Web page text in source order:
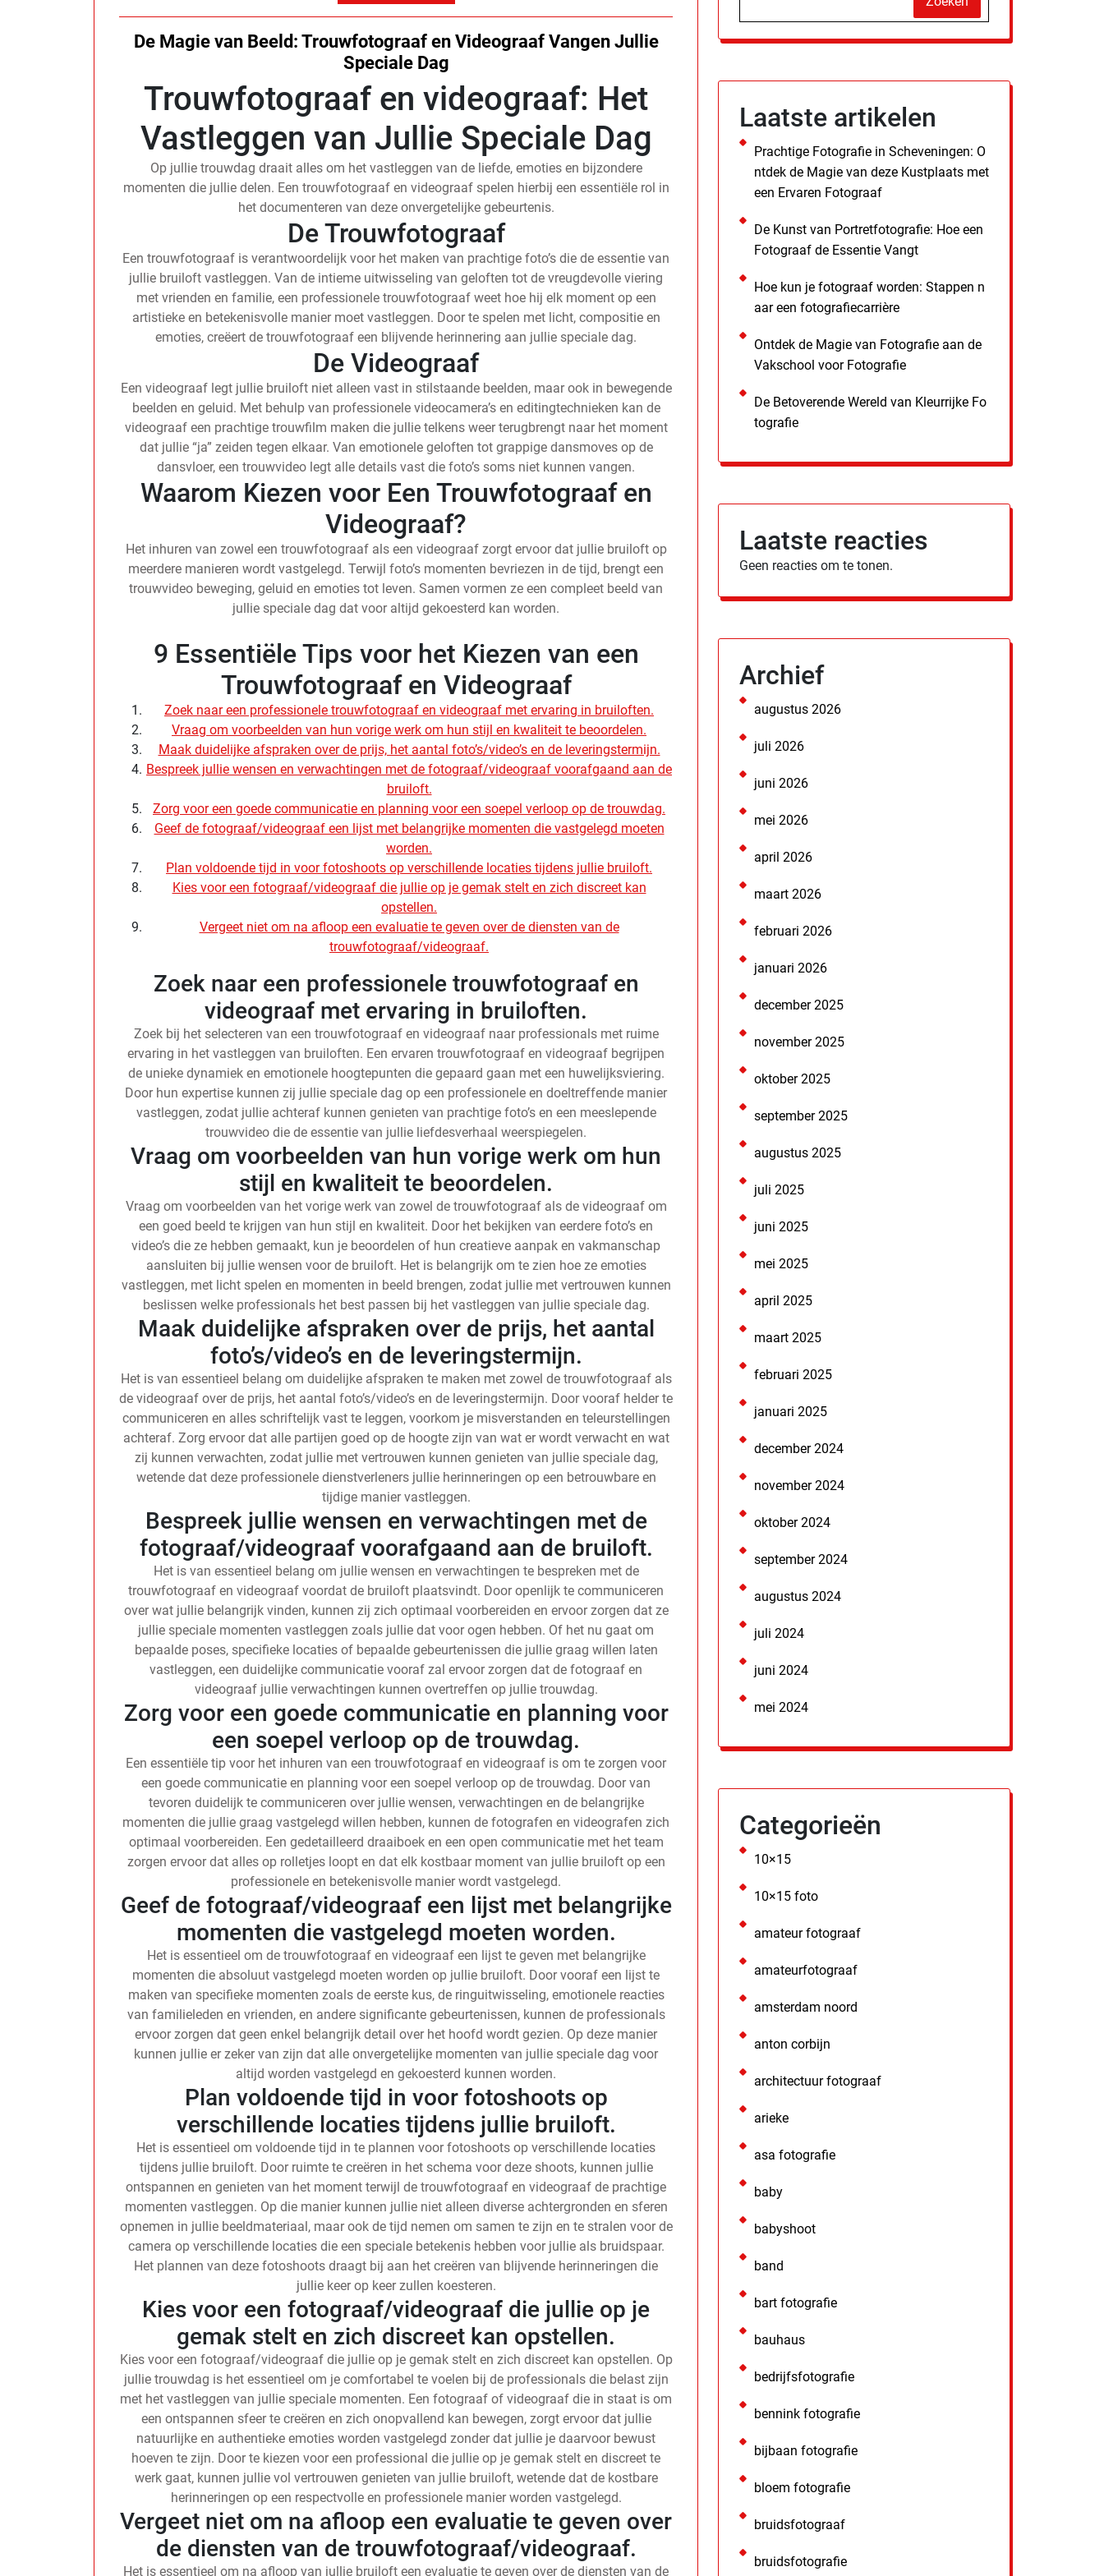
De Magie van Beeld: Trouwfotograaf en Videograaf Vangen Jullie
Speciale Dag
Trouwfotograaf en videograaf: Het
Vastleggen van Jullie Speciale Dag
Op jullie trouwdag draait alles om het vastleggen van de liefde, emoties en bijzondere
momenten die jullie delen. Een trouwfotograaf en videograaf spelen hierbij een essentiële rol in
het documenteren van deze onvergetelijke gebeurtenis.
De Trouwfotograaf
Een trouwfotograaf is verantwoordelijk voor het maken van prachtige foto’s die de essentie van
jullie bruiloft vastleggen. Van de intieme uitwisseling van geloften tot de vreugdevolle viering
met vrienden en familie, een professionele trouwfotograaf weet hoe hij elk moment op een
artistieke en betekenisvolle manier moet vastleggen. Door te spelen met licht, compositie en
emoties, creëert de trouwfotograaf een blijvende herinnering aan jullie speciale dag.
De Videograaf
Een videograaf legt jullie bruiloft niet alleen vast in stilstaande beelden, maar ook in bewegende
beelden en geluid. Met behulp van professionele videocamera’s en editingtechnieken kan de
videograaf een prachtige trouwfilm maken die jullie telkens weer terugbrengt naar het moment
dat jullie “ja” zeiden tegen elkaar. Van emotionele geloften tot grappige dansmoves op de
dansvloer, een trouwvideo legt alle details vast die foto’s soms niet kunnen vangen.
Waarom Kiezen voor Een Trouwfotograaf en
Videograaf?
Het inhuren van zowel een trouwfotograaf als een videograaf zorgt ervoor dat jullie bruiloft op
meerdere manieren wordt vastgelegd. Terwijl foto’s momenten bevriezen in de tijd, brengt een
trouwvideo beweging, geluid en emoties tot leven. Samen vormen ze een compleet beeld van
jullie speciale dag dat voor altijd gekoesterd kan worden.
9 Essentiële Tips voor het Kiezen van een
Trouwfotograaf en Videograaf
Zoek naar een professionele trouwfotograaf en videograaf met ervaring in bruiloften.
Vraag om voorbeelden van hun vorige werk om hun stijl en kwaliteit te beoordelen.
Maak duidelijke afspraken over de prijs, het aantal foto’s/video’s en de leveringstermijn.
Bespreek jullie wensen en verwachtingen met de fotograaf/videograaf voorafgaand aan de
bruiloft.
Zorg voor een goede communicatie en planning voor een soepel verloop op de trouwdag.
Geef de fotograaf/videograaf een lijst met belangrijke momenten die vastgelegd moeten
worden.
Plan voldoende tijd in voor fotoshoots op verschillende locaties tijdens jullie bruiloft.
Kies voor een fotograaf/videograaf die jullie op je gemak stelt en zich discreet kan
opstellen.
Vergeet niet om na afloop een evaluatie te geven over de diensten van de
trouwfotograaf/videograaf.
Zoek naar een professionele trouwfotograaf en
videograaf met ervaring in bruiloften.
Zoek bij het selecteren van een trouwfotograaf en videograaf naar professionals met ruime
ervaring in het vastleggen van bruiloften. Een ervaren trouwfotograaf en videograaf begrijpen
de unieke dynamiek en emotionele hoogtepunten die gepaard gaan met een huwelijksviering.
Door hun expertise kunnen zij jullie speciale dag op een professionele en doeltreffende manier
vastleggen, zodat jullie achteraf kunnen genieten van prachtige foto’s en een meeslepende
trouwvideo die de essentie van jullie liefdesverhaal weerspiegelen.
Vraag om voorbeelden van hun vorige werk om hun
stijl en kwaliteit te beoordelen.
Vraag om voorbeelden van het vorige werk van zowel de trouwfotograaf als de videograaf om
een goed beeld te krijgen van hun stijl en kwaliteit. Door het bekijken van eerdere foto’s en
video’s die ze hebben gemaakt, kun je beoordelen of hun creatieve aanpak en vakmanschap
aansluiten bij jullie wensen voor de bruiloft. Het is belangrijk om te zien hoe ze emoties
vastleggen, met licht spelen en momenten in beeld brengen, zodat jullie met vertrouwen kunnen
beslissen welke professionals het best passen bij het vastleggen van jullie speciale dag.
Maak duidelijke afspraken over de prijs, het aantal
foto’s/video’s en de leveringstermijn.
Het is van essentieel belang om duidelijke afspraken te maken met zowel de trouwfotograaf als
de videograaf over de prijs, het aantal foto’s/video’s en de leveringstermijn. Door vooraf helder te
communiceren en alles schriftelijk vast te leggen, voorkom je misverstanden en teleurstellingen
achteraf. Zorg ervoor dat alle partijen goed op de hoogte zijn van wat er wordt verwacht en wat
zij kunnen verwachten, zodat jullie met vertrouwen kunnen genieten van jullie speciale dag,
wetende dat deze professionele dienstverleners jullie herinneringen op een betrouwbare en
tijdige manier vastleggen.
Bespreek jullie wensen en verwachtingen met de
fotograaf/videograaf voorafgaand aan de bruiloft.
Het is van essentieel belang om jullie wensen en verwachtingen te bespreken met de
trouwfotograaf en videograaf voordat de bruiloft plaatsvindt. Door openlijk te communiceren
over wat jullie belangrijk vinden, kunnen zij zich optimaal voorbereiden en ervoor zorgen dat ze
jullie speciale momenten vastleggen zoals jullie dat voor ogen hebben. Of het nu gaat om
bepaalde poses, specifieke locaties of bepaalde gebeurtenissen die jullie graag willen laten
vastleggen, een duidelijke communicatie vooraf zal ervoor zorgen dat de fotograaf en
videograaf jullie verwachtingen kunnen overtreffen op jullie trouwdag.
Zorg voor een goede communicatie en planning voor
een soepel verloop op de trouwdag.
Een essentiële tip voor het inhuren van een trouwfotograaf en videograaf is om te zorgen voor
een goede communicatie en planning voor een soepel verloop op de trouwdag. Door van
tevoren duidelijk te communiceren over jullie wensen, verwachtingen en de belangrijke
momenten die jullie graag vastgelegd willen hebben, kunnen de fotografen en videografen zich
optimaal voorbereiden. Een gedetailleerd draaiboek en een open communicatie met het team
zorgen ervoor dat alles op rolletjes loopt en dat elk kostbaar moment van jullie bruiloft op een
professionele en betekenisvolle manier wordt vastgelegd.
Geef de fotograaf/videograaf een lijst met belangrijke
momenten die vastgelegd moeten worden.
Het is essentieel om de trouwfotograaf en videograaf een lijst te geven met belangrijke
momenten die absoluut vastgelegd moeten worden op jullie bruiloft. Door vooraf een lijst te
maken van specifieke momenten zoals de eerste kus, de ringuitwisseling, emotionele reacties
van familieleden en vrienden, en andere significante gebeurtenissen, kunnen de professionals
ervoor zorgen dat geen enkel belangrijk detail over het hoofd wordt gezien. Op deze manier
kunnen jullie er zeker van zijn dat alle onvergetelijke momenten van jullie speciale dag voor
altijd worden vastgelegd en gekoesterd kunnen worden.
Plan voldoende tijd in voor fotoshoots op
verschillende locaties tijdens jullie bruiloft.
Het is essentieel om voldoende tijd in te plannen voor fotoshoots op verschillende locaties
tijdens jullie bruiloft. Door ruimte te creëren in het schema voor deze shoots, kunnen jullie
ontspannen en genieten van het moment terwijl de trouwfotograaf en videograaf de prachtige
momenten vastleggen. Op die manier kunnen jullie niet alleen diverse achtergronden en sferen
opnemen in jullie beeldmateriaal, maar ook de tijd nemen om samen te zijn en te stralen voor de
camera op verschillende locaties die een speciale betekenis hebben voor jullie als bruidspaar.
Het plannen van deze fotoshoots draagt bij aan het creëren van blijvende herinneringen die
jullie keer op keer zullen koesteren.
Kies voor een fotograaf/videograaf die jullie op je
gemak stelt en zich discreet kan opstellen.
Kies voor een fotograaf/videograaf die jullie op je gemak stelt en zich discreet kan opstellen. Op
jullie trouwdag is het essentieel om je comfortabel te voelen bij de professionals die belast zijn
met het vastleggen van jullie speciale momenten. Een fotograaf of videograaf die in staat is om
een ontspannen sfeer te creëren en zich onopvallend kan bewegen, zorgt ervoor dat jullie
natuurlijke en authentieke emoties worden vastgelegd zonder dat jullie je daarvoor bewust
hoeven te zijn. Door te kiezen voor een professional die jullie op je gemak stelt en discreet te
werk gaat, kunnen jullie vol vertrouwen genieten van jullie bruiloft, wetende dat de kostbare
herinneringen op een respectvolle en professionele manier worden vastgelegd.
Vergeet niet om na afloop een evaluatie te geven over
de diensten van de trouwfotograaf/videograaf.
Het is essentieel om na afloop van jullie bruiloft een evaluatie te geven over de diensten van de
Laatste artikelen
Prachtige Fotografie in Scheveningen: O
ntdek de Magie van deze Kustplaats met
een Ervaren Fotograaf
De Kunst van Portretfotografie: Hoe een
Fotograaf de Essentie Vangt
Hoe kun je fotograaf worden: Stappen n
aar een fotografiecarrière
Ontdek de Magie van Fotografie aan de
Vakschool voor Fotografie
De Betoverende Wereld van Kleurrijke Fo
tografie
Laatste reacties
Geen reacties om te tonen.
Archief
augustus 2026
juli 2026
juni 2026
mei 2026
april 2026
maart 2026
februari 2026
januari 2026
december 2025
november 2025
oktober 2025
september 2025
augustus 2025
juli 2025
juni 2025
mei 2025
april 2025
maart 2025
februari 2025
januari 2025
december 2024
november 2024
oktober 2024
september 2024
augustus 2024
juli 2024
juni 2024
mei 2024
Categorieën
10×15
10×15 foto
amateur fotograaf
amateurfotograaf
amsterdam noord
anton corbijn
architectuur fotograaf
arieke
asa fotografie
baby
babyshoot
band
bart fotografie
bauhaus
bedrijfsfotografie
bennink fotografie
bijbaan fotografie
bloem fotografie
bruidsfotograaf
bruidsfotografie